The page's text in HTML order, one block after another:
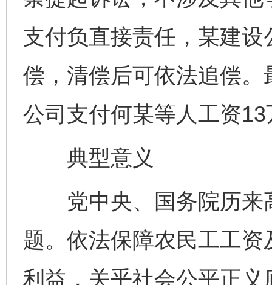
支付负直接责任，某建
偿，清偿后可依法追偿
公司支付何某等人工资
典型意义
党中央、国务院历来
题。依法保障农民工工
利益，关乎社会公平正